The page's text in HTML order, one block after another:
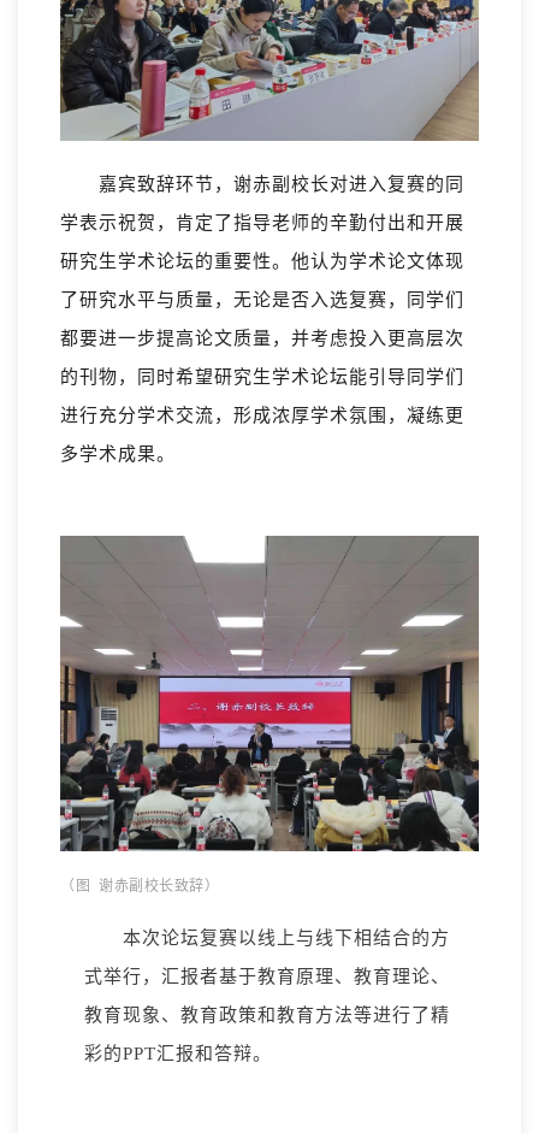
嘉宾致辞环节，谢赤副校长对进入复赛的同
学表示祝贺，肯定了指导老师的辛勤付出和开展
研究生学术论坛的重要性。他认为学术论文体现
了研究水平与质量，无论是否入选复赛，同学们
都要进一步提高论文质量，并考虑投入更高层次
的刊物，同时希望研究生学术论坛能引导同学们
进行充分学术交流，形成浓厚学术氛围，凝练更
多学术成果。
（图 谢赤副校长致辞）
本次论坛复赛以线上与线下相结合的方
式举行，汇报者基于教育原理、教育理论、
教育现象、教育政策和教育方法等进行了精
彩的PPT汇报和答辩。